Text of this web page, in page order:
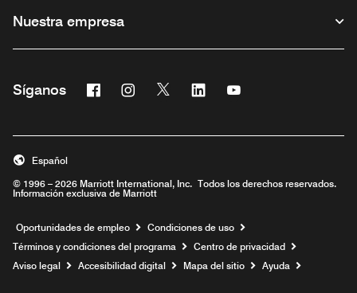
Nuestra empresa
Síganos Facebook
Abre una ventana nueva
Instagram
Abre una ventana nueva
Twitter
Abre una ventana nueva
Linkedin
Abre una ventana nueva
Abre una ventana
© 1996 – 2026 Marriott International, Inc. Todos los derechos reservados.
Información exclusiva de Marriott
Español
Oportunidades de empleo Abre una ventana nueva
Condiciones de uso
Términos y condiciones del programa
Centro de privacidad
Aviso legal
Accesibilidad digital Mapa del sitio Ayuda